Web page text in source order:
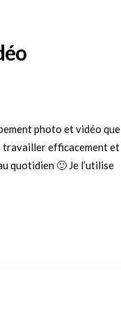
photo et vidéo que
travailler efficacement et
quotidien 🙂 Je l’utilise